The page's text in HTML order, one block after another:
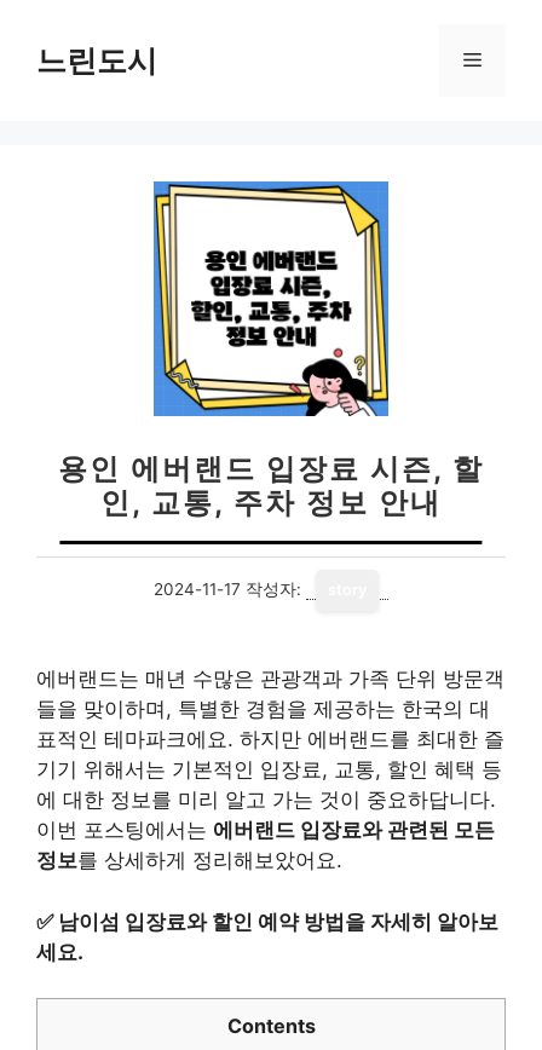
느린도시 메
용인 에버랜드 입장료 시즌, 할
인, 교통, 주차 정보 안내
2024-11-17 작성자:
에버랜드는 매년 수많은 관광객과 가족 단위 방문객
들을 맞이하며, 특별한 경험을 제공하는 한국의 대
표적인 테마파크에요. 하지만 에버랜드를 최대한 즐
기기 위해서는 기본적인 입장료, 교통, 할인 혜택 등
에 대한 정보를 미리 알고 가는 것이 중요하답니다.
이번 포스팅에서는 에버랜드 입장료와 관련된 모든
정보를 상세하게 정리해보았어요.
✅ 남이섬 입장료와 할인 예약 방법을 자세히 알아보
세요.
Contents